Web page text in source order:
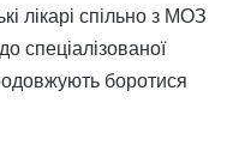
лікарі спільно з МОЗ
спеціалізованої
боротися